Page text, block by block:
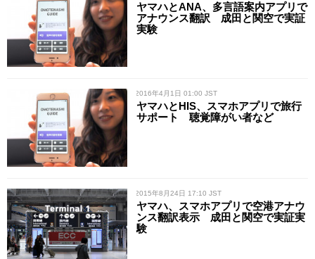
ヤマハとANA、多言語案内アプリで
アナウンス翻訳 成田と関空で実証
実験
/ 2016年4月1日 01:00 JST
ヤマハとHIS、スマホアプリで旅行
サポート 聴覚障がい者など
/ 2015年8月24日 17:10 JST
ヤマハ、スマホアプリで空港アナウ
ンス翻訳表示 成田と関空で実証実
験